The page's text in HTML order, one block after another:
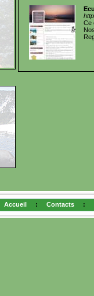
Ce
Accueil : Contacts :